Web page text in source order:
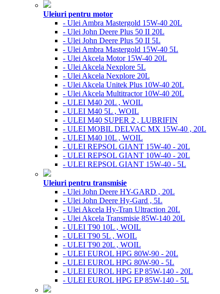
Uleiuri pentru motor
- Ulei Ambra Mastergold 15W-40 20L
- Ulei John Deere Plus 50 II 20L
- Ulei John Deere Plus 50 II 5L
- Ulei Ambra Mastergold 15W-40 5L
- Ulei Akcela Motor 15W-40 20L
- Ulei Akcela Nexplore 5L
- Ulei Akcela Nexplore 20L
- Ulei Akcela Unitek Plus 10W-40 20L
- Ulei Akcela Multitractor 10W-40 20L
- ULEI M40 20L , WOIL
- ULEI M40 5L , WOIL
- ULEI M40 SUPER 2 , LUBRIFIN
- ULEI MOBIL DELVAC MX 15W-40 , 20L
- ULEI M40 10L , WOIL
- ULEI REPSOL GIANT 15W-40 - 20L
- ULEI REPSOL GIANT 10W-40 - 20L
- ULEI REPSOL GIANT 15W-40 - 5L
Uleiuri pentru transmisie
- Ulei John Deere HY-GARD , 20L
- Ulei John Deere Hy-Gard , 5L
- Ulei Akcela Hy-Tran Ultraction 20L
- Ulei Akcela Transmisie 85W-140 20L
- ULEI T90 10L , WOIL
- ULEI T90 5L , WOIL
- ULEI T90 20L , WOIL
- ULEI EUROL HPG 80W-90 - 20L
- ULEI EUROL HPG 80W-90 - 5L
- ULEI EUROL HPG EP 85W-140 - 20L
- ULEI EUROL HPG EP 85W-140 - 5L